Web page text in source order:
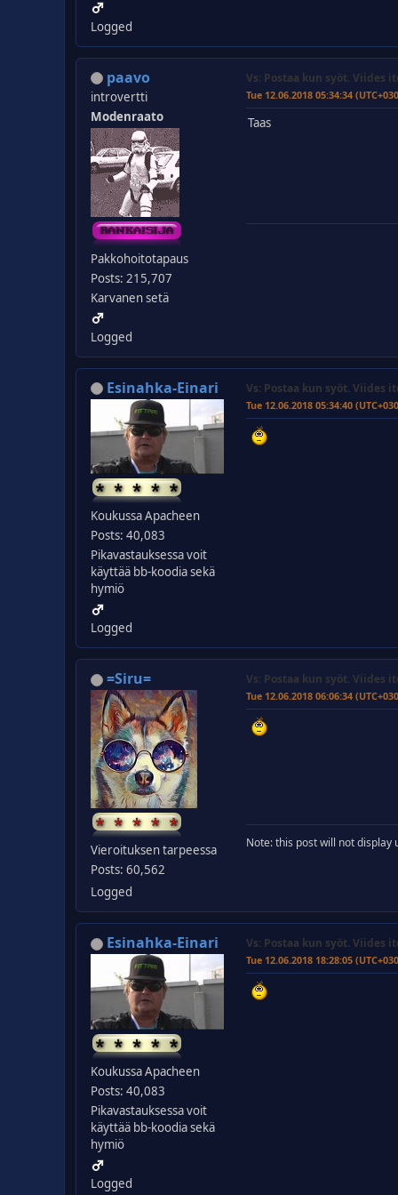
Logged
paavo
introvertti
Modenraato
Pakkohoitotapaus
Posts: 215,707
Karvanen setä
Logged
Vs: Postaa kun syöt. Viides
Tue 12.06.2018 05:34:34
Taas
Esinahka-Einari
Koukussa Apacheen
Posts: 40,083
Pikavastauksessa voit
käyttää bb-koodia sekä
hymiö
Logged
Vs: Postaa kun syöt. Viides
Tue 12.06.2018 05:34:40
=Siru=
Vieroituksen tarpeessa
Posts: 60,562
Logged
Vs: Postaa kun syöt. Viides
Tue 12.06.2018 06:06:34
Note: this post will not display
Esinahka-Einari
Koukussa Apacheen
Posts: 40,083
Pikavastauksessa voit
käyttää bb-koodia sekä
hymiö
Logged
Vs: Postaa kun syöt. Viides
Tue 12.06.2018 18:28:05